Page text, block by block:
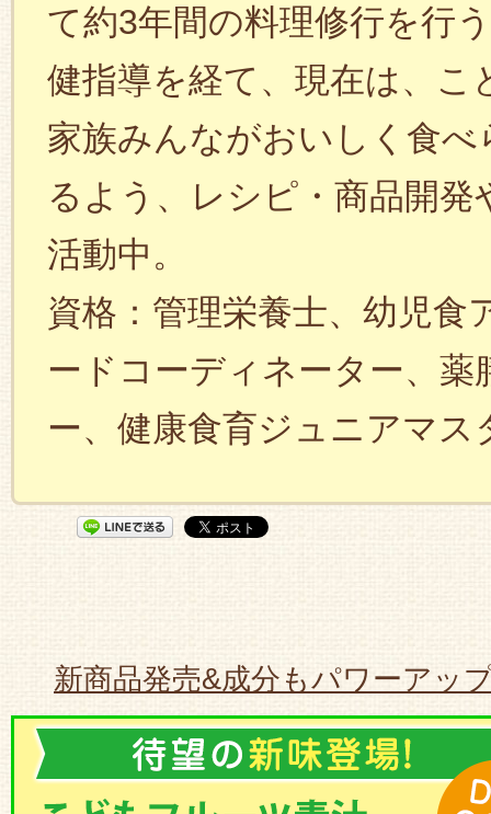
て約3年間の料理修行を行
健指導を経て、現在は、こ
家族みんながおいしく食
るよう、レシピ・商品開発
活動中。
資格：管理栄養士、幼児食
ードコーディネーター、
ー、健康食育ジュニアマス
新商品発売&成分もパワーアッ